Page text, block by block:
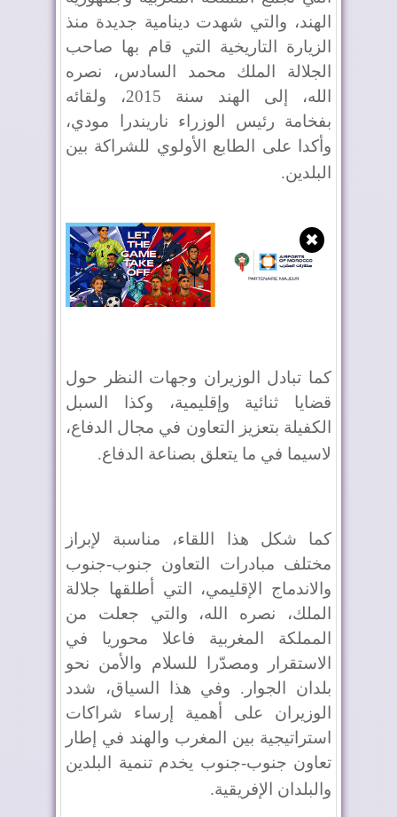
الهند، والتي شهدت دينامية جديدة منذ
الزيارة التاريخية التي قام بها صاحب
الجلالة الملك محمد السادس، نصره
الله، إلى الهند سنة 2015، ولقائه
بفخامة رئيس الوزراء ناريندرا مودي،
وأكدا على الطابع الأولوي للشراكة بين
البلدين.
✖
كما تبادل الوزيران وجهات النظر حول
قضايا ثنائية وإقليمية، وكذا السبل
الكفيلة بتعزيز التعاون في مجال الدفاع،
لاسيما في ما يتعلق بصناعة الدفاع.
كما شكل هذا اللقاء، مناسبة لإبراز
مختلف مبادرات التعاون جنوب-جنوب
والاندماج الإقليمي، التي أطلقها جلالة
الملك، نصره الله، والتي جعلت من
المملكة المغربية فاعلا محوريا في
الاستقرار ومصدّرا للسلام والأمن نحو
بلدان الجوار. وفي هذا السياق، شدد
الوزيران على أهمية إرساء شراكات
استراتيجية بين المغرب والهند في إطار
تعاون جنوب-جنوب يخدم تنمية البلدين
والبلدان الإفريقية.